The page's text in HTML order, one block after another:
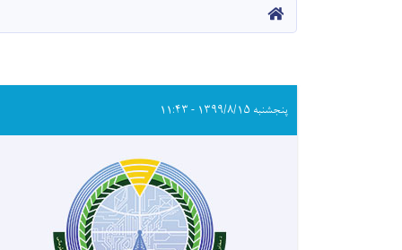
کور
پنجشنبه ۱۳۹۹/۸/۱۵ - ۱۱:۴۳
Pagination